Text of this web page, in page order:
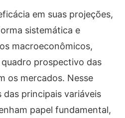
em suas projeções,
sistemática e
macroeconômicos,
prospectivo das
os mercados. Nesse
principais variáveis
papel fundamental,